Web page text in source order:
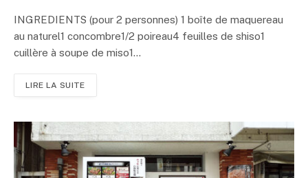
INGREDIENTS (pour 2 personnes) 1 boîte de maquereau
au naturel1 concombre1/2 poireau4 feuilles de shiso1
cuillère à soupe de miso1…
LIRE LA SUITE